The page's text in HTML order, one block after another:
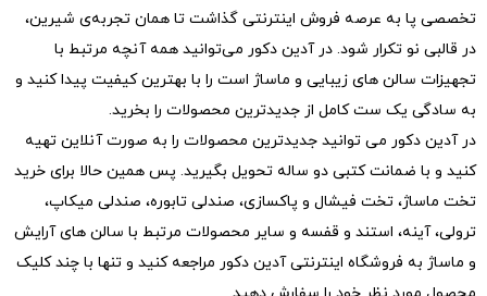
تخصصی پا به عرصه فروش اینترنتی گذاشت تا همان تجربه‌ی شیرین،
در قالبی نو تکرار شود. در آدین دکور می‌توانید همه آنچه مرتبط با
تجهیزات سالن های زیبایی و ماساژ است را با بهترین کیفیت پیدا کنید و
به سادگی یک ست کامل از جدیدترین‌ محصولات را بخرید.
در آدین دکور می توانید جدیدترین محصولات را به صورت آنلاین تهیه
کنید و با ضمانت کتبی دو ساله تحویل بگیرید. پس همین حالا برای خرید
تخت ماساژ، تخت فیشال و پاکسازی، صندلی تابوره، صندلی میکاپ،
ترولی، آینه، استند و قفسه و سایر محصولات مرتبط با سالن های آرایش
و ماساژ به فروشگاه اینترنتی آدین دکور مراجعه کنید و تنها با چند کلیک